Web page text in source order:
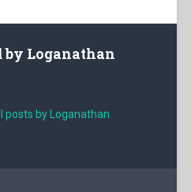
by Loganathan
posts by Loganathan